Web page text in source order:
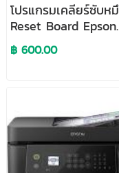
โปรแกรมเคลียร์ซับห
Reset Board Epson
L3260
฿ 600.00